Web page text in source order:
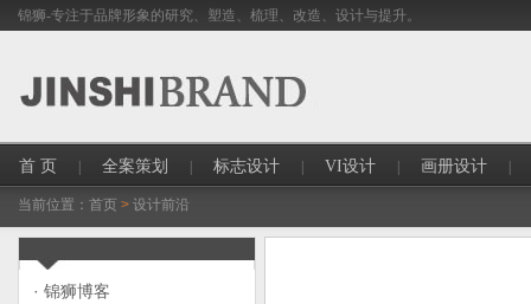
锦狮-专注于品牌形象的研究、塑造、梳理、改造、设计与提升。
首 页 全案策划 标志设计 VI设计 画册设计
当前位置： 首页 > 设计前沿
· 锦狮博客